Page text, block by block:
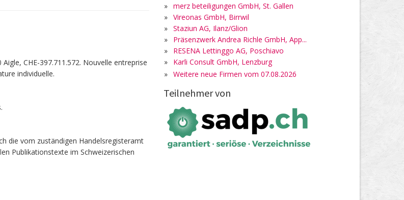
CHE-397.711.572. Nouvelle entreprise
individuelle.
die vom zuständigen Handelsregisteramt
Publikationstexte im Schweizerischen
» merz beteiligungen GmbH, St. Gallen
» Vireonas GmbH, Birrwil
» Staziun AG, Ilanz/Glion
»
Präsenzwerk Andrea Richle GmbH, App...
»
RESENA Lettinggo AG, Poschiavo
»
Karli Consult GmbH, Lenzburg
» Weitere neue Firmen vom 07.08.2026
Teilnehmer von